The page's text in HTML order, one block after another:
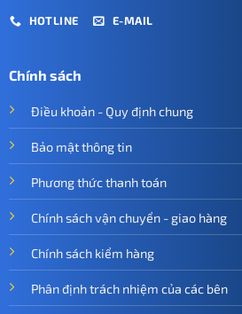
HOTLINE E-MAIL
Chính sách
Điều khoản - Quy định chung
Bảo mật thông tin
Phương thức thanh toán
Chính sách vận chuyển - giao hàng
Chính sách kiểm hàng
Phân định trách nhiệm của các bên